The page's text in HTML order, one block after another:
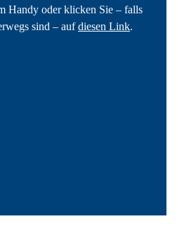
Handy oder klicken Sie – falls
sind – aufdiesen Link.